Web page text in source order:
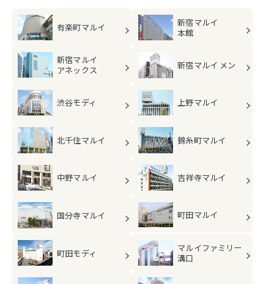
有楽町マルイ
新宿マルイ
本館
新宿マルイ
アネックス
新宿マルイ メン
渋谷モディ 上野マルイ
北千住マルイ 錦糸町マルイ
中野マルイ 吉祥寺マルイ
国分寺マルイ 町田マルイ
町田モディ
マルイファミリー
溝口